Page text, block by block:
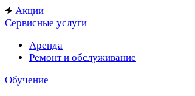
Акции
Сервисные услуги
Аренда
Ремонт и обслуживание
Обучение